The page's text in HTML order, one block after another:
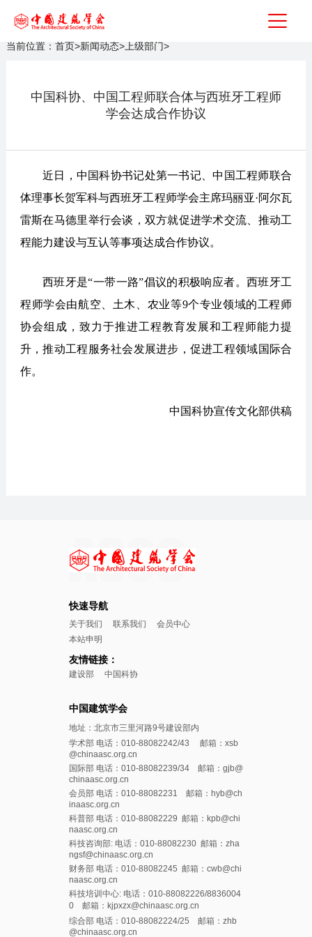
当前位置： 首页>新闻动态>上级部门>
中国科协、中国工程师联合体与西班牙工程师
学会达成合作协议
近日，中国科协书记处第一书记、中国工程师联合
体理事长贺军科与西班牙工程师学会主席玛丽亚·阿尔瓦
雷斯在马德里举行会谈，双方就促进学术交流、推动工
程能力建设与互认等事项达成合作协议。
西班牙是“一带一路”倡议的积极响应者。西班牙工
程师学会由航空、土木、农业等9个专业领域的工程师
协会组成，致力于推进工程教育发展和工程师能力提
升，推动工程服务社会发展进步，促进工程领域国际合
作。
中国科协宣传文化部供稿
快速导航
关于我们 联系我们
会员中心
本站申明
友情链接：
建设部 中国科协
中国建筑学会
地址：北京市三里河路9号建设部内
学术部 电话：010-88082242/43 邮箱：xsb
@chinaasc.org.cn
国际部 电话：010-88082239/34 邮箱：gjb@
chinaasc.org.cn
会员部 电话：010-88082231 邮箱：hyb@ch
inaasc.org.cn
科普部 电话：010-88082229 邮箱：kpb@chi
naasc.org.cn
科技咨询部: 电话：010-88082230 邮箱：zha
ngsf@chinaasc.org.cn
财务部 电话：010-88082245 邮箱：cwb@chi
naasc.org.cn
科技培训中心: 电话：010-88082226/8836004
0 邮箱：kjpxzx@chinaasc.org.cn
综合部 电话：010-88082224/25 邮箱：zhb
@chinaasc.org.cn